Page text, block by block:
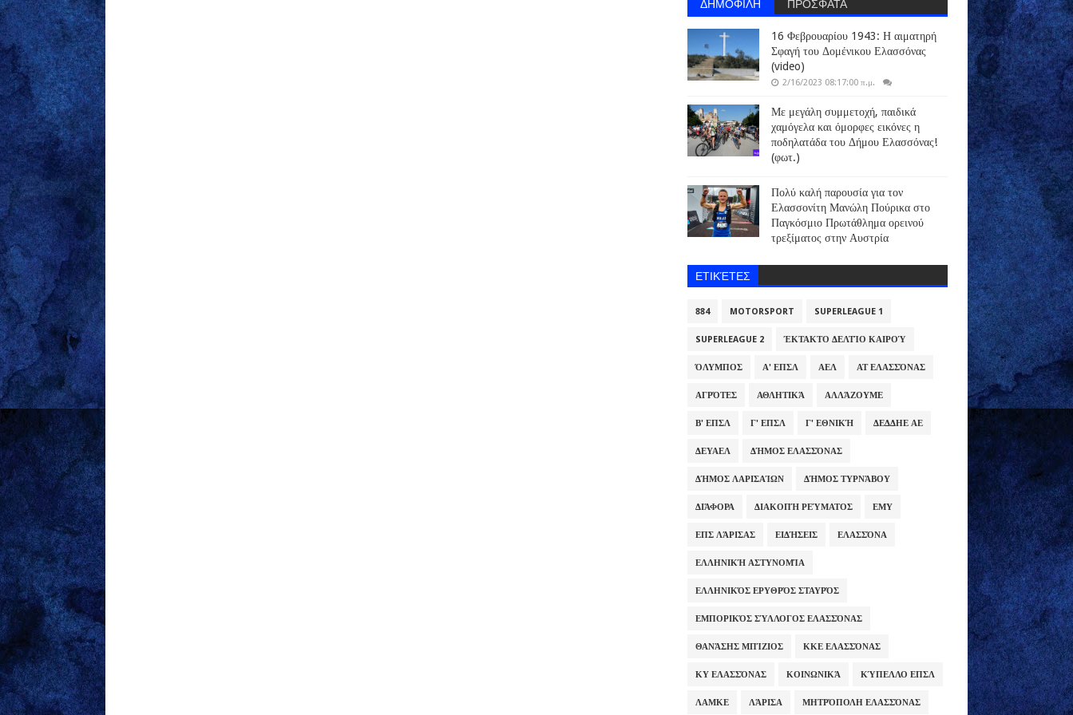
16 Φεβρουαρίου 1943: Η αιματηρή
Σφαγή του Δομένικου Ελασσόνας
(video)
2/16/2023 08:17:00 π.μ.
Με μεγάλη συμμετοχή, παιδικά
χαμόγελα και όμορφες εικόνες η
ποδηλατάδα του Δήμου Ελασσόνας!
(φωτ.)
Πολύ καλή παρουσία για τον
Ελασσονίτη Μανώλη Πούρικα στο
Παγκόσμιο Πρωτάθλημα ορεινού
τρεξίματος στην Αυστρία
ΕΤΙΚΈΤΕΣ
884 MOTORSPORT SUPERLEAGUE 1
SUPERLEAGUE 2 ΈΚΤΑΚΤΟ ΔΕΛΤΊΟ ΚΑΙΡΟΎ
ΌΛΥΜΠΟΣ Α' ΕΠΣΛ ΑΕΛ ΑΤ ΕΛΑΣΣΌΝΑΣ
ΑΓΡΌΤΕΣ ΑΘΛΗΤΙΚΆ ΑΛΛΆΖΟΥΜΕ
Β' ΕΠΣΛ Γ' ΕΠΣΛ Γ' ΕΘΝΙΚΉ ΔΕΔΔΗΕ ΑΕ
ΔΕΥΑΕΛ ΔΉΜΟΣ ΕΛΑΣΣΌΝΑΣ
ΔΉΜΟΣ ΛΑΡΙΣΑΊΩΝ ΔΉΜΟΣ ΤΥΡΝΆΒΟΥ
ΔΙΆΦΟΡΑ ΔΙΑΚΟΠΉ ΡΕΎΜΑΤΟΣ ΕΜΥ
ΕΠΣ ΛΆΡΙΣΑΣ ΕΙΔΉΣΕΙΣ ΕΛΑΣΣΌΝΑ
ΕΛΛΗΝΙΚΉ ΑΣΤΥΝΟΜΊΑ
ΕΛΛΗΝΙΚΌΣ ΕΡΥΘΡΌΣ ΣΤΑΥΡΌΣ
ΕΜΠΟΡΙΚΌΣ ΣΎΛΛΟΓΟΣ ΕΛΑΣΣΌΝΑΣ
ΘΑΝΆΣΗΣ ΜΠΊΖΙΟΣ ΚΚΕ ΕΛΑΣΣΌΝΑΣ
ΚΥ ΕΛΑΣΣΌΝΑΣ ΚΟΙΝΩΝΙΚΆ ΚΎΠΕΛΛΟ ΕΠΣΛ
ΛΑΜΚΕ ΛΆΡΙΣΑ ΜΗΤΡΌΠΟΛΗ ΕΛΑΣΣΌΝΑΣ